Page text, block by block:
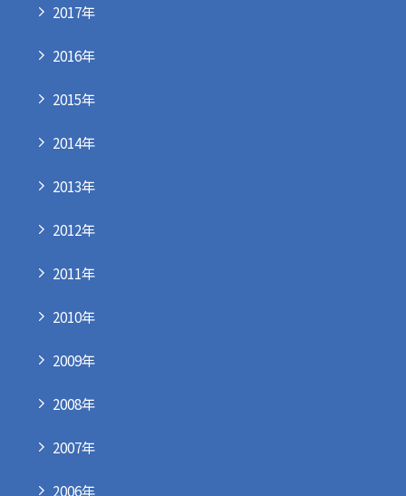
2017年
2016年
2015年
2014年
2013年
2012年
2011年
2010年
2009年
2008年
2007年
2006年